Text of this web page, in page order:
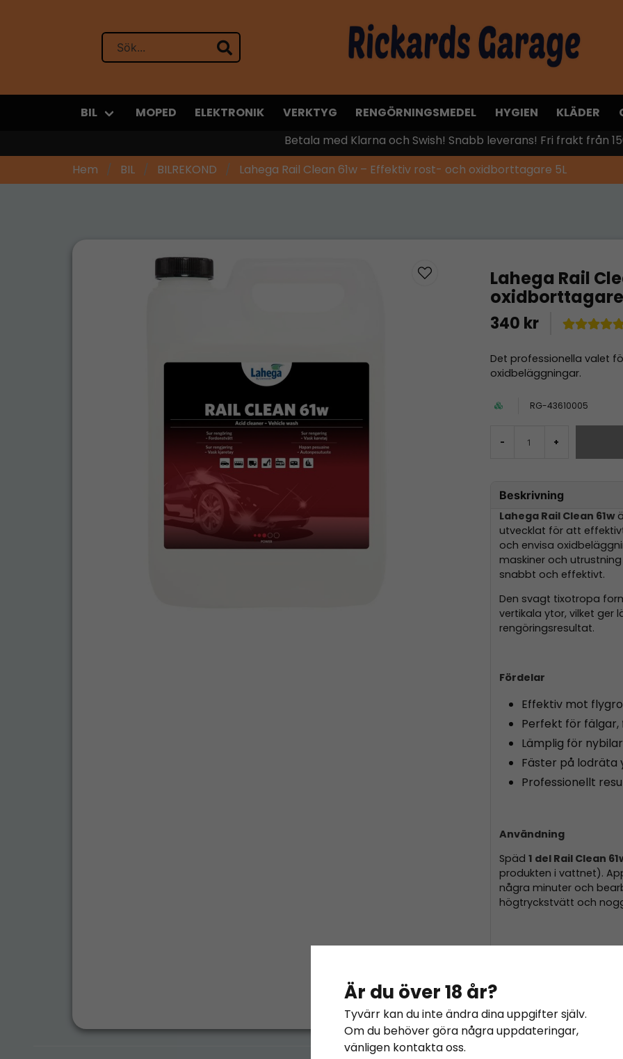
BIL MOPED ELEKTRONIK VERKTYG RENGÖRNINGSMEDEL HYGIEN KLÄDER
Betala med Klarna och Swish! Snabb leverans! Fri frakt från
Hem
BIL BILREKOND Lahega Rail Clean 61w – Effektiv rost- och oxidborttagare 5L
Lahega Rail
oxidborttagare
340 kr
Det professionella valet
oxidbeläggningar.
RG-43610005
- +
Beskrivning
Lahega Rail Clean 61w
utvecklat för att
och envisa
maskiner och
snabbt och effektivt.
Den svagt tixotropa
vertikala ytor, vilket ger
rengöringsresultat.
Fördelar
Effektiv mot
Perfekt för fälgar,
Lämplig för
Fäster på
Professionellt
Användning
Späd 1 del Rail Clean
produkten i vattnet).
några minuter och
högtryckstvätt och
under
Stefan
Är du över 18 år?
Tyvärr kan du inte ändra dina uppgifter själv.
Om du behöver göra några uppdateringar,
vänligen kontakta oss.